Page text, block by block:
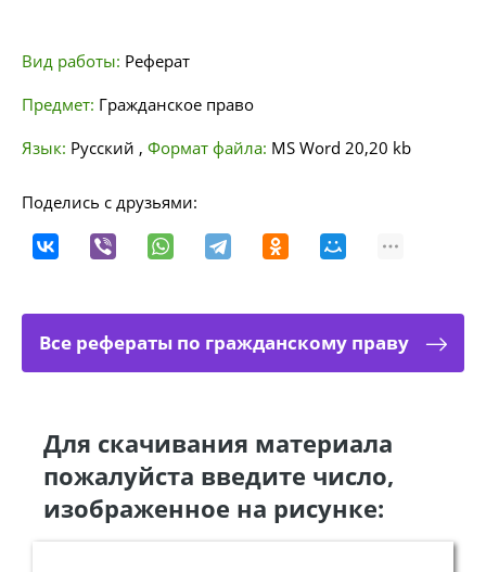
Вид работы: Реферат
Предмет: Гражданское право
Язык: Русский , Формат файла: MS Word 20,20 kb
Поделись с друзьями:
Все рефераты по гражданскому праву
Для скачивания материала
пожалуйста введите число,
изображенное на рисунке: